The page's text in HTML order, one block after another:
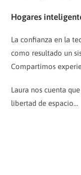
Hogares
La confianza en la
como resultado un
Compartimos
Laura nos cuenta
libertad de espacio…